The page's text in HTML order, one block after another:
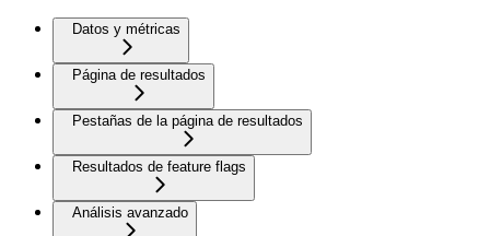
Datos y métricas
Página de resultados
Pestañas de la página de resultados
Resultados de feature flags
Análisis avanzado